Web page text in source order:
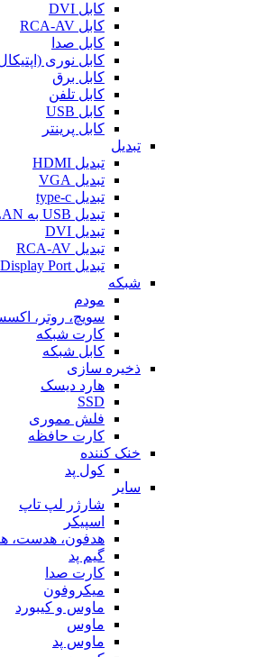
کابل DVI
کابل RCA-AV
کابل صدا
کابل نوری
کابل برق
کابل تلفن
کابل USB
کابل پرینتر
تبدیل
تبدیل HDMI
تبدیل VGA
تبدیل type-c
تبدیل USB به LAN
تبدیل DVI
تبدیل RCA-AV
تبدیل Display Port
شبکه
مودم
سویچ، روتر،
کارت شبکه
کابل شبکه
ذخیره سازی
هارد دیسک
SSD
فلش مموری
کارت حافظه
خنک کننده
کول پد
سایر
شارژر لپ تاپ
اسپیکر
هدفون، هدست،
گیم پد
کارت صدا
میکروفون
ماوس و کیبورد
ماوس
ماوس پد